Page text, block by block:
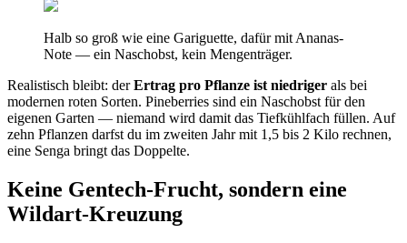
Halb so groß wie eine Gariguette, dafür mit Ananas-
Note — ein Naschobst, kein Mengenträger.
Realistisch bleibt: derErtrag pro Pflanze ist niedriger als bei
modernen roten Sorten. Pineberries sind ein Naschobst für den
eigenen Garten — niemand wird damit das Tiefkühlfach füllen. Auf
zehn Pflanzen darfst du im zweiten Jahr mit 1,5 bis 2 Kilo rechnen,
eine Senga bringt das Doppelte.
Keine Gentech-Frucht, sondern eine
Wildart-Kreuzung